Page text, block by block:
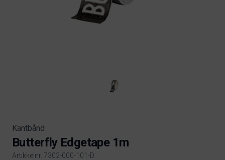
Kantbånd
Butterfly Edgetape 1m
Artikkelnr. 7302-000-101-D